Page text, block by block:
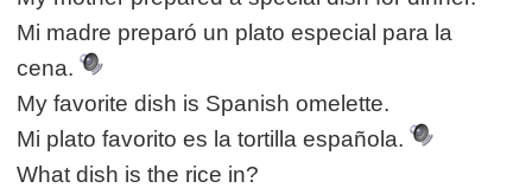
Mi madre preparó un plato especial para la
cena.
My favorite dish is Spanish omelette.
Mi plato favorito es la tortilla española.
What dish is the rice in?